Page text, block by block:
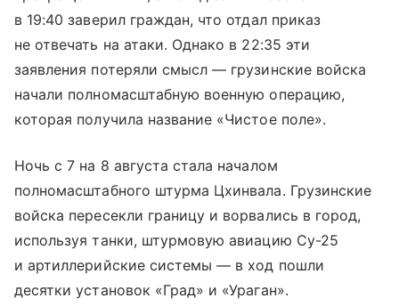
в 19:40 заверил граждан, что отдал приказ
не отвечать на атаки. Однако в 22:35 эти
заявления потеряли смысл — грузинские войска
начали полномасштабную военную операцию,
которая получила название «Чистое поле».
Ночь с 7 на 8 августа стала началом
полномасштабного штурма Цхинвала. Грузинские
войска пересекли границу и ворвались в город,
используя танки, штурмовую авиацию Су-25
и артиллерийские системы — в ход пошли
десятки установок «Град» и «Ураган».